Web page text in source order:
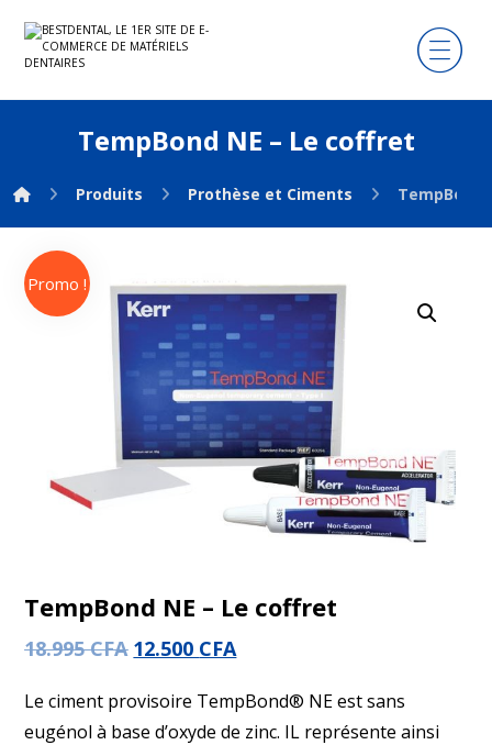
TempBond NE – Le coffret
Produits Prothèse et Ciments TempBond
Agrandir l'image
Promo !
TempBond NE – Le coffret
18.995CFA 12.500 CFA
Le ciment provisoire TempBond® NE est sans
eugénol à base d’oxyde de zinc. IL représente ainsi